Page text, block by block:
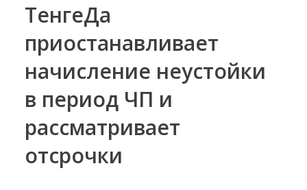
ТенгеДа
приостанавливает
начисление неустойки
в период ЧП и
рассматривает
отсрочки